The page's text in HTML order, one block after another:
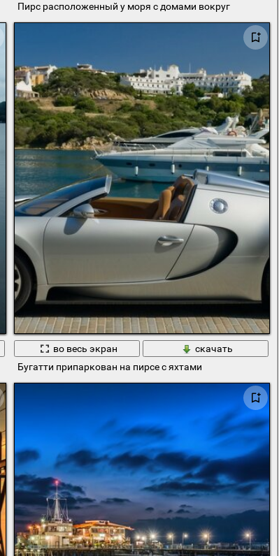
Пирс расположенный у моря с домами вокруг
во весь экран
скачать
Бугатти припаркован на пирсе с яхтами